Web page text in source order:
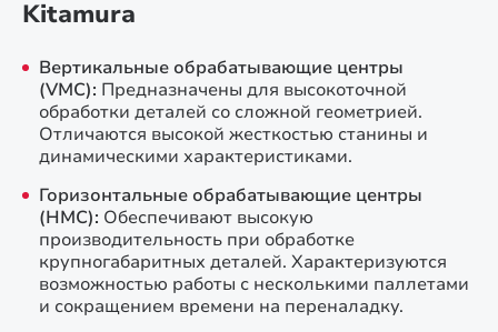
Kitamura
Вертикальные обрабатывающие центры
(VMC): Предназначены для высокоточной
обработки деталей со сложной геометрией.
Отличаются высокой жесткостью станины и
динамическими характеристиками.
Горизонтальные обрабатывающие центры
(HMC): Обеспечивают высокую
производительность при обработке
крупногабаритных деталей. Характеризуются
возможностью работы с несколькими паллетами
и сокращением времени на переналадку.